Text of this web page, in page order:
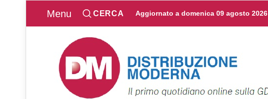
Menu CERCA Aggiornato a domenica 09 agosto 2026